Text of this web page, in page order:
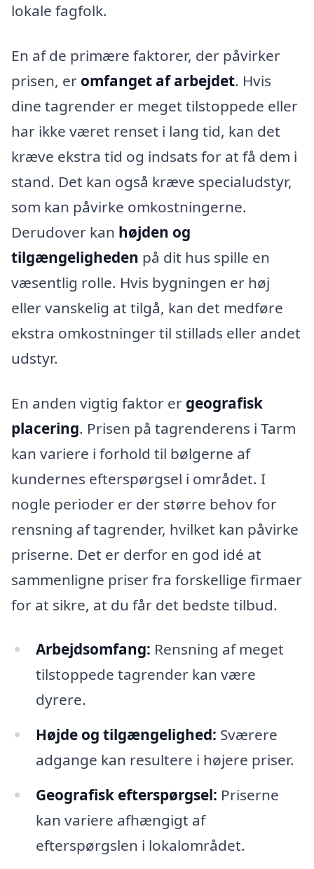
lokale fagfolk.
En af de primære faktorer, der påvirker
prisen, er omfanget af arbejdet. Hvis
dine tagrender er meget tilstoppede eller
har ikke været renset i lang tid, kan det
kræve ekstra tid og indsats for at få dem i
stand. Det kan også kræve specialudstyr,
som kan påvirke omkostningerne.
Derudover kan højden og
tilgængeligheden på dit hus spille en
væsentlig rolle. Hvis bygningen er høj
eller vanskelig at tilgå, kan det medføre
ekstra omkostninger til stillads eller andet
udstyr.
En anden vigtig faktor er geografisk
placering. Prisen på tagrenderens i Tarm
kan variere i forhold til bølgerne af
kundernes efterspørgsel i området. I
nogle perioder er der større behov for
rensning af tagrender, hvilket kan påvirke
priserne. Det er derfor en god idé at
sammenligne priser fra forskellige firmaer
for at sikre, at du får det bedste tilbud.
Arbejdsomfang: Rensning af meget
tilstoppede tagrender kan være
dyrere.
Højde og tilgængelighed: Sværere
adgange kan resultere i højere priser.
Geografisk efterspørgsel: Priserne
kan variere afhængigt af
efterspørgslen i lokalområdet.